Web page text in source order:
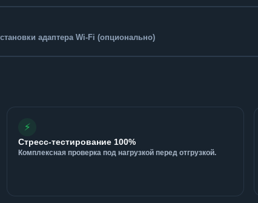
адаптера Wi-Fi (опционально)
⚡
Стресс-тестирование 100%
Комплексная проверка под нагрузкой перед отгрузкой.